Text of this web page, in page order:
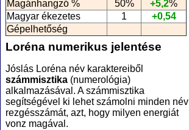
Magánhangzó %
50% +5,2%
Magyar ékezetes
1
+0,54
Gépelhetőség
Loréna numerikus jelentése
Jóslás Loréna név karaktereiből
számmisztika (numerológia)
alkalmazásával. A számmisztika
segítségével ki lehet számolni minden név
rezgésszámát, azt, hogy milyen energiát
vonz magával.